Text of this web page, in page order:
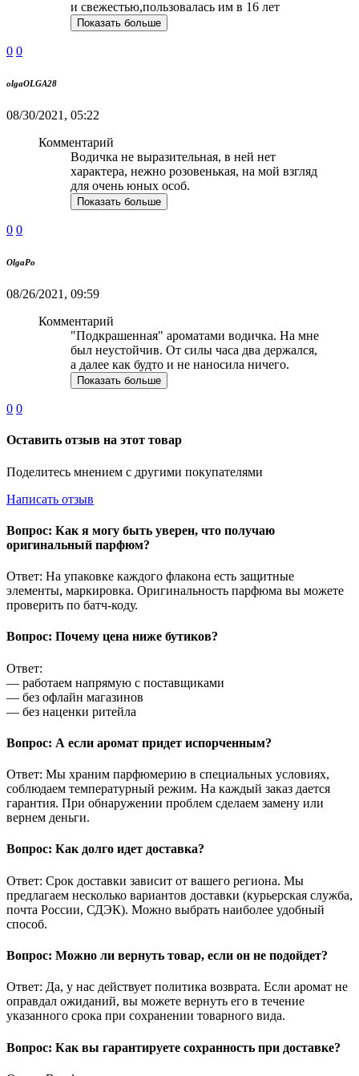
и свежестью,пользовалась им в 16 лет
Показать больше
0 0
olgaOLGA28
08/30/2021, 05:22
Комментарий
Водичка не выразительная, в ней нет
характера, нежно розовенькая, на мой взгляд
для очень юных особ.
Показать больше
0 0
OlgaPo
08/26/2021, 09:59
Комментарий
"Подкрашенная" ароматами водичка. На мне
был неустойчив. От силы часа два держался,
а далее как будто и не наносила ничего.
Показать больше
0 0
Оставить отзыв на этот товар
Поделитесь мнением с другими покупателями
Написать отзыв
Вопрос: Как я могу быть уверен, что получаю
оригинальный парфюм?
Ответ: На упаковке каждого флакона есть защитные
элементы, маркировка. Оригинальность парфюма вы можете
проверить по батч-коду.
Вопрос: Почему цена ниже бутиков?
Ответ:
— работаем напрямую с поставщиками
— без офлайн магазинов
— без наценки ритейла
Вопрос: А если аромат придет испорченным?
Ответ: Мы храним парфюмерию в специальных условиях,
соблюдаем температурный режим. На каждый заказ дается
гарантия. При обнаружении проблем сделаем замену или
вернем деньги.
Вопрос: Как долго идет доставка?
Ответ: Срок доставки зависит от вашего региона. Мы
предлагаем несколько вариантов доставки (курьерская служба,
почта России, СДЭК). Можно выбрать наиболее удобный
способ.
Вопрос: Можно ли вернуть товар, если он не подойдет?
Ответ: Да, у нас действует политика возврата. Если аромат не
оправдал ожиданий, вы можете вернуть его в течение
указанного срока при сохранении товарного вида.
Вопрос: Как вы гарантируете сохранность при доставке?